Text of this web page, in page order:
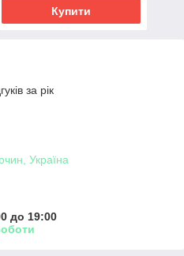
Купити
за рік
Україна
до 19:00